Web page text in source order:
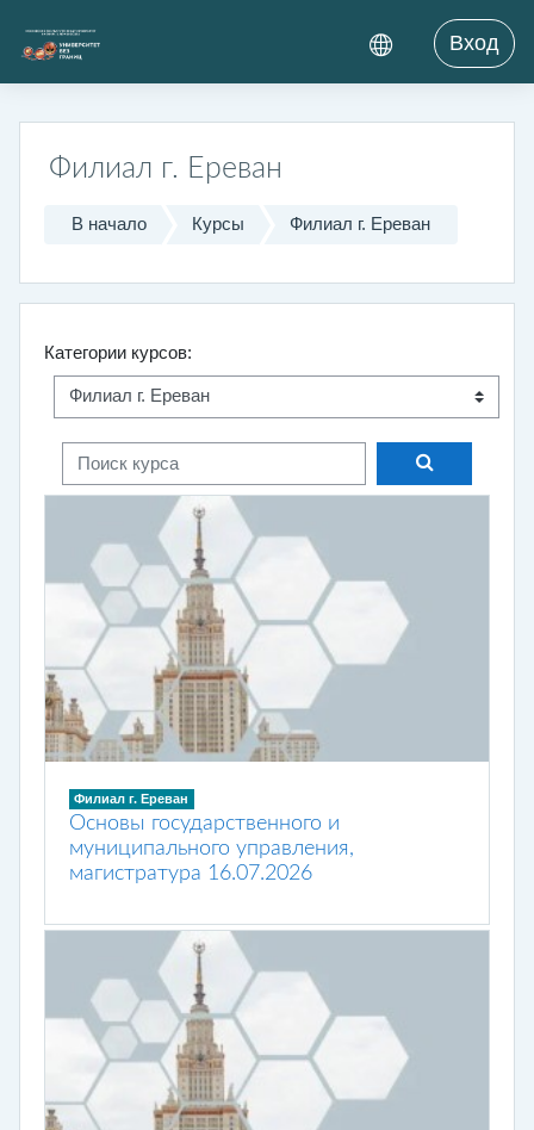
Вход
Филиал г. Ереван
В начало Курсы Филиал г. Ереван
Категории курсов:
Поиск курса
Филиал г. Ереван
Основы государственного и
муниципального управления,
магистратура 16.07.2026